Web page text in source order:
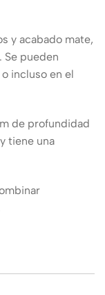
y acabado mate,
Se pueden
incluso en el
de profundidad
tiene una